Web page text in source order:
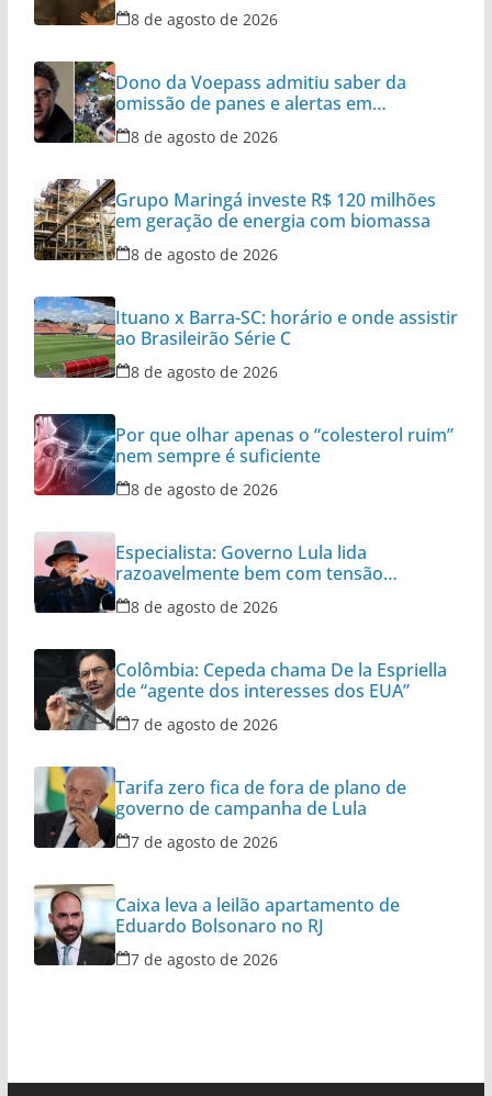
8 de agosto de 2026
Dono da Voepass admitiu saber da
omissão de panes e alertas em
aeronaves
8 de agosto de 2026
Grupo Maringá investe R$ 120 milhões
em geração de energia com biomassa
8 de agosto de 2026
Ituano x Barra-SC: horário e onde assistir
ao Brasileirão Série C
8 de agosto de 2026
Por que olhar apenas o “colesterol ruim”
nem sempre é suficiente
8 de agosto de 2026
Especialista: Governo Lula lida
razoavelmente bem com tensão
diplomática
8 de agosto de 2026
Colômbia: Cepeda chama De la Espriella
de “agente dos interesses dos EUA”
7 de agosto de 2026
Tarifa zero fica de fora de plano de
governo de campanha de Lula
7 de agosto de 2026
Caixa leva a leilão apartamento de
Eduardo Bolsonaro no RJ
7 de agosto de 2026